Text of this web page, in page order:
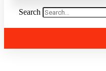
Search